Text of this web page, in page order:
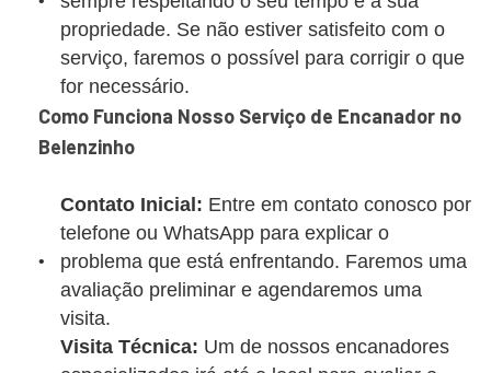
propriedade. Se não estiver satisfeito com o
serviço, faremos o possível para corrigir o que
for necessário.
Como Funciona Nosso Serviço de Encanador no
Belenzinho
Contato Inicial: Entre em contato conosco por
telefone ou WhatsApp para explicar o
problema que está enfrentando. Faremos uma
avaliação preliminar e agendaremos uma
visita.
Visita Técnica: Um de nossos encanadores